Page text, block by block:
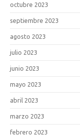
octubre 2023
septiembre 2023
agosto 2023
julio 2023
junio 2023
mayo 2023
abril 2023
marzo 2023
febrero 2023